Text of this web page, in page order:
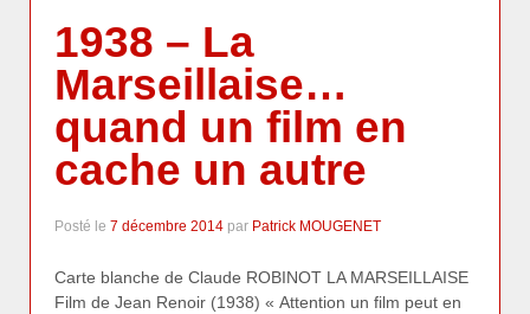
1938 – La
Marseillaise…
quand un film en
cache un autre
Posté le 7 décembre 2014 par Patrick MOUGENET
Carte blanche de Claude ROBINOT LA MARSEILLAISE
Film de Jean Renoir (1938) « Attention un film peut en